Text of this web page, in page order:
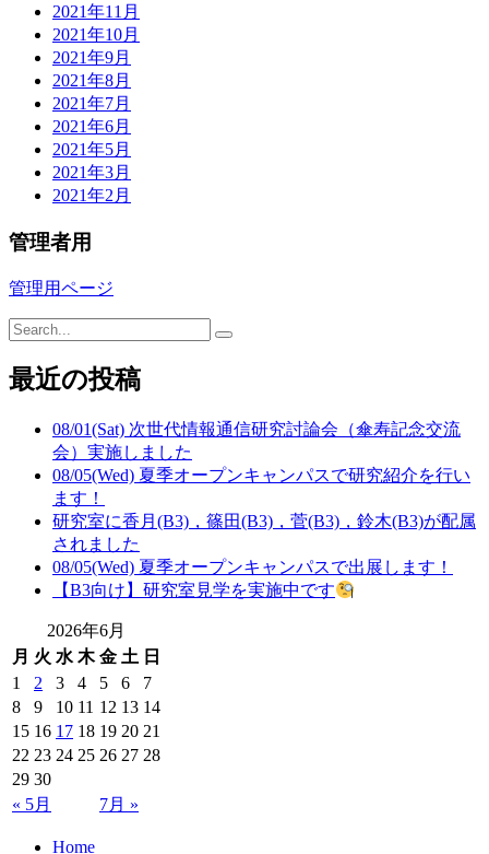
2021年11月
2021年10月
2021年9月
2021年8月
2021年7月
2021年6月
2021年5月
2021年3月
2021年2月
管理者用
管理用ページ
最近の投稿
08/01(Sat) 次世代情報通信研究討論会（傘寿記念交流
会）実施しました
08/05(Wed) 夏季オープンキャンパスで研究紹介を行い
ます！
研究室に香月(B3)，篠田(B3)，菅(B3)，鈴木(B3)が配属
されました
08/05(Wed) 夏季オープンキャンパスで出展します！
【B3向け】研究室見学を実施中です
2026年6月
月 火 水 木 金 土 日
« 5月 7月 »
1 2 3 4 5 6
7
8
9 10 11 12 13 14
15 16 17 18 19 20 21
22 23 24 25 26 27 28
29 30
Home